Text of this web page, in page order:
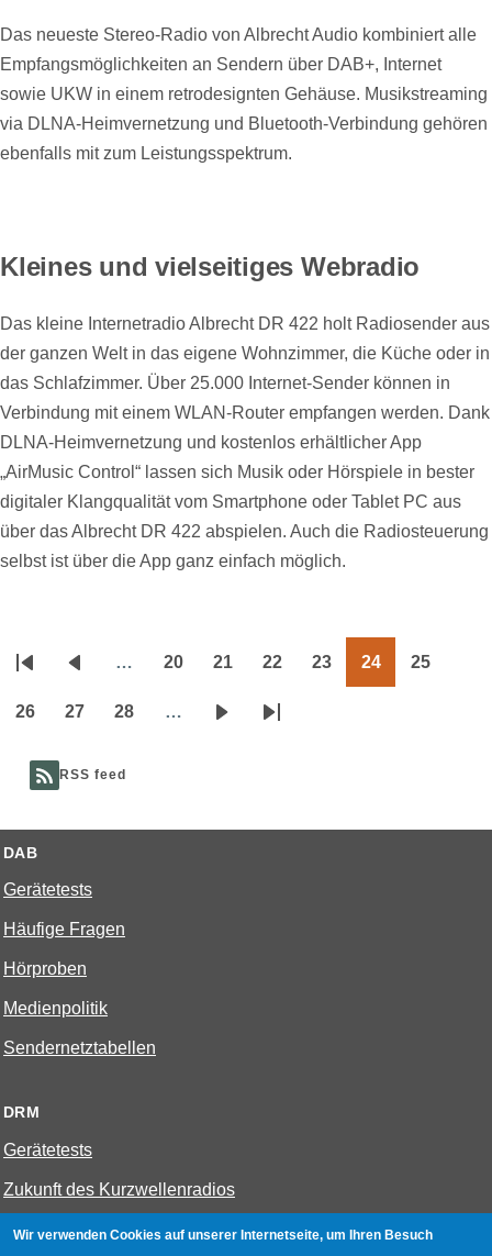
Das neueste Stereo-Radio von Albrecht Audio kombiniert alle
Empfangsmöglichkeiten an Sendern über DAB+, Internet
sowie UKW in einem retrodesignten Gehäuse. Musikstreaming
via DLNA-Heimvernetzung und Bluetooth-Verbindung gehören
ebenfalls mit zum Leistungsspektrum.
Kleines und vielseitiges Webradio
Das kleine Internetradio Albrecht DR 422 holt Radiosender aus
der ganzen Welt in das eigene Wohnzimmer, die Küche oder in
das Schlafzimmer. Über 25.000 Internet-Sender können in
Verbindung mit einem WLAN-Router empfangen werden. Dank
DLNA-Heimvernetzung und kostenlos erhältlicher App
„AirMusic Control“ lassen sich Musik oder Hörspiele in bester
digitaler Klangqualität vom Smartphone oder Tablet PC aus
über das Albrecht DR 422 abspielen. Auch die Radiosteuerung
selbst ist über die App ganz einfach möglich.
Seitennummerierung
Erste
Seite
Vorherige
Seite
… 20 21 22 23 24 25
26 27 28 …
NächsteLetzte
RSS feed
DAB
Gerätetests
Häufige Fragen
Hörproben
Medienpolitik
Sendernetztabellen
DRM
Gerätetests
Zukunft des Kurzwellenradios
Wir verwenden Cookies auf unserer Internetseite, um Ihren Besuch